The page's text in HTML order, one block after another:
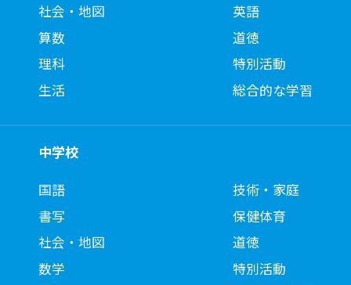
社会・地図
算数
理科
生活
英語
道徳
特別活動
総合的な学習
中学校
国語
書写
社会・地図
数学
技術・家庭
保健体育
道徳
特別活動